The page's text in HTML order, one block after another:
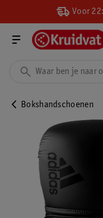
Voor
Bokshandschoenen